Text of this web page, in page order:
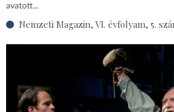
avatott...
Nemzeti Magazin, VI. évfolyam, 5.